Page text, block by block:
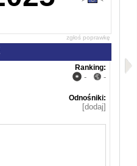
zgłoś poprawkę
Ranking:
- -
Odnośniki:
[dodaj]